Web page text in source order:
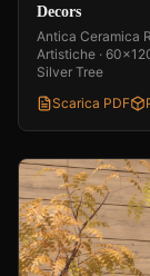
Decors
Antica Ceramica
Artistiche ·
Silver Tree
Scarica PDF